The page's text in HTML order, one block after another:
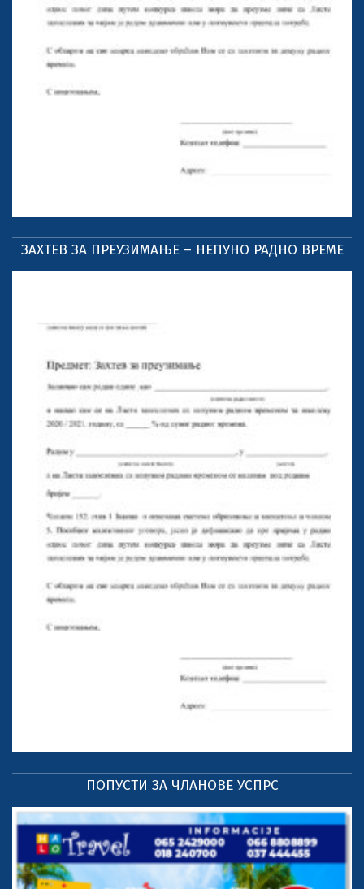
ЗАХТЕВ ЗА ПРЕУЗИМАЊЕ – НЕПУНО РАДНО ВРЕМЕ
ПОПУСТИ ЗА ЧЛАНОВЕ УСПРС